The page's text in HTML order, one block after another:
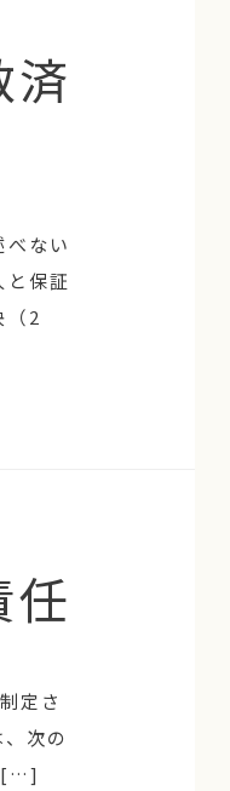
済
ない
保証
（2
任
定さ
次の
[…]